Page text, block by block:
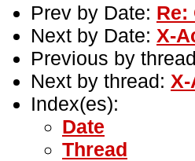
Prev by Date: Re:
Next by Date: X-
Previous by
Next by thread:
Index(es):
Date
Thread